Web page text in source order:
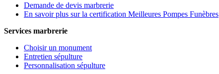
Demande de devis marbrerie
En savoir plus sur la certification Meilleures Pompes Funèbres
Services marbrerie
Choisir un monument
Entretien sépulture
Personnalisation sépulture